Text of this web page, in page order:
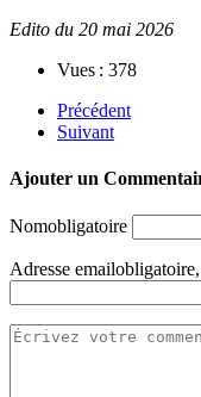
Edito du 20 mai 2026
Vues : 378
Précédent
Suivant
Ajouter un
Nomobligatoire
Adresse email